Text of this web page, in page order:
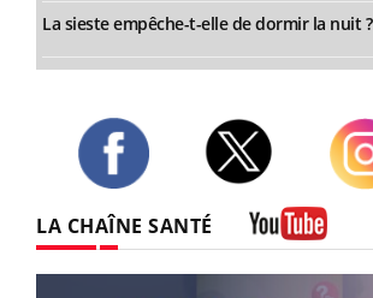
La sieste empêche-t-elle de dormir la nuit ?
LA CHAÎNE SANTÉ